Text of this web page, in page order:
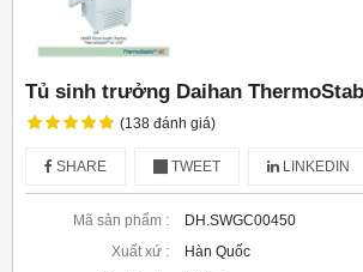
Tủ sinh trưởng Daihan
(138 đánh giá)
SHARE TWEET LINKEDIN
Mã sản phẩm :
DH.SWGC00450
Xuất xứ :
Hàn Quốc